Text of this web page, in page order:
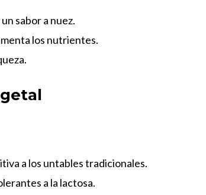
sabor a nuez.
los nutrientes.
a los untables tradicionales.
a la lactosa.